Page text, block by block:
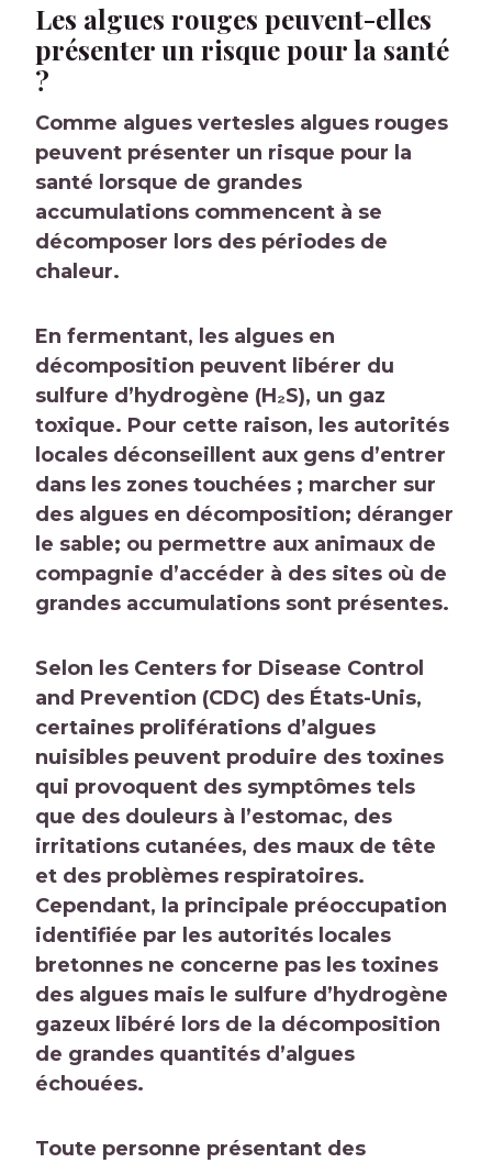
Les algues rouges peuvent-elles
présenter un risque pour la santé
?
Comme algues vertesles algues rouges
peuvent présenter un risque pour la
santé lorsque de grandes
accumulations commencent à se
décomposer lors des périodes de
chaleur.
En fermentant, les algues en
décomposition peuvent libérer du
sulfure d’hydrogène (H₂S), un gaz
toxique. Pour cette raison, les autorités
locales déconseillent aux gens d’entrer
dans les zones touchées ; marcher sur
des algues en décomposition; déranger
le sable; ou permettre aux animaux de
compagnie d’accéder à des sites où de
grandes accumulations sont présentes.
Selon les Centers for Disease Control
and Prevention (CDC) des États-Unis,
certaines proliférations d’algues
nuisibles peuvent produire des toxines
qui provoquent des symptômes tels
que des douleurs à l’estomac, des
irritations cutanées, des maux de tête
et des problèmes respiratoires.
Cependant, la principale préoccupation
identifiée par les autorités locales
bretonnes ne concerne pas les toxines
des algues mais le sulfure d’hydrogène
gazeux libéré lors de la décomposition
de grandes quantités d’algues
échouées.
Toute personne présentant des